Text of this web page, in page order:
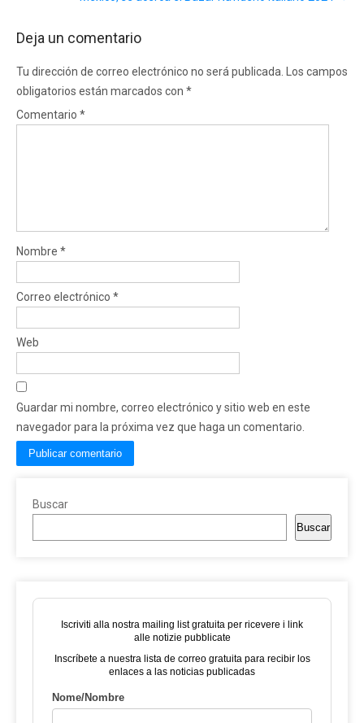
Deja un comentario
Tu dirección de correo electrónico no será publicada.
Los campos
obligatorios están marcados con *
Comentario *
Nombre *
Correo electrónico *
Web
Guardar mi nombre, correo electrónico y sitio web en este
navegador para la próxima vez que haga un comentario.
Buscar
Buscar
Iscriviti alla nostra mailing list gratuita per ricevere i link
alle notizie pubblicate
Inscríbete a nuestra lista de correo gratuita para recibir los
enlaces a las noticias publicadas
Nome/Nombre